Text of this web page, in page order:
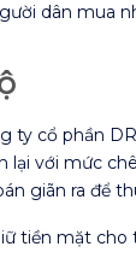
dân mua
cổ phần
lại với mức
giãn ra để
tiền mặt